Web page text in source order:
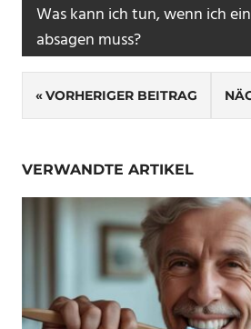
Was kann ich tun, wenn ich
absagen muss?
Beitragsnavigation
VORHERIGER BEITRAG
VERWANDTE ARTIKEL